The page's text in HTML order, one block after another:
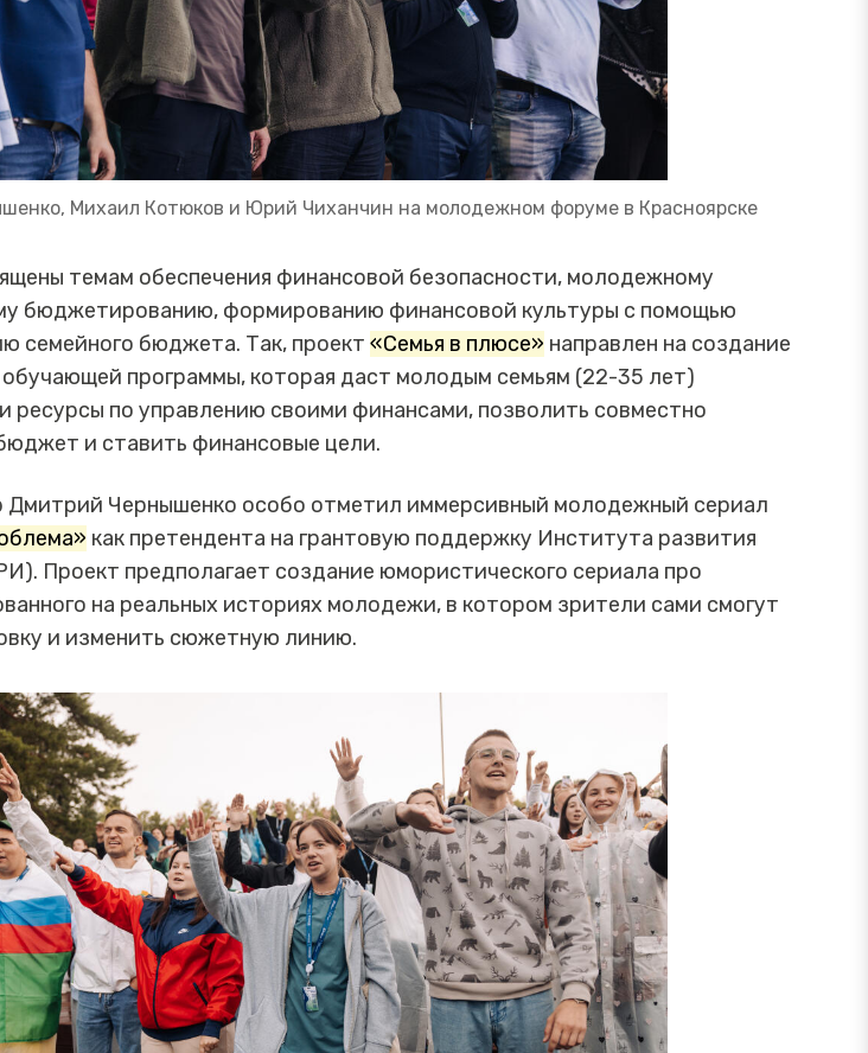
Михаил Котюков и Юрий Чиханчин на молодежном форуме в Красноярске
темам обеспечения финансовой безопасности, молодежному
бюджетированию, формированию финансовой культуры с помощью
семейного бюджета. Так, проект«Семья в плюсе» направлен на создание
обучающей программы, которая даст молодым семьям (22-35 лет)
ресурсы по управлению своими финансами, позволить совместно
и ставить финансовые цели.
Дмитрий Чернышенко особо отметил иммерсивный молодежный сериал
как претендента на грантовую поддержку Института развития
Проект предполагает создание юмористического сериала про
на реальных историях молодежи, в котором зрители сами смогут
и изменить сюжетную линию.